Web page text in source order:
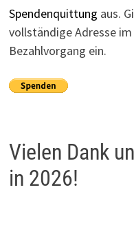
Spendenquittung aus.
vollständige Adresse
Bezahlvorgang ein.
Vielen Dank
in 2026!